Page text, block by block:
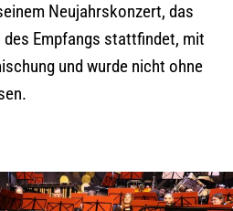
Neujahrskonzert, das
Empfangs stattfindet, mit
und wurde nicht ohne